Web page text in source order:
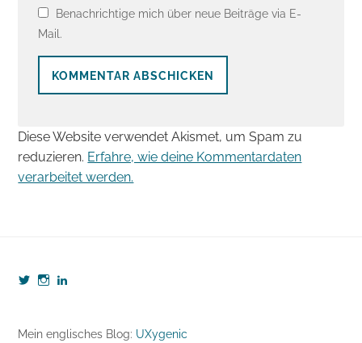
Benachrichtige mich über neue Beiträge via E-
Mail.
Diese Website verwendet Akismet, um Spam zu
reduzieren. Erfahre, wie deine Kommentardaten
verarbeitet werden.
Profil
Twitter
Profil
Instagram
8190b5b7
Mein englisches Blog: UXygenic